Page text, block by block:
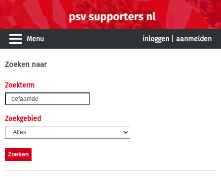
Menu inloggen aanmelden
Zoeken naar
Zoekterm
Zoekgebied